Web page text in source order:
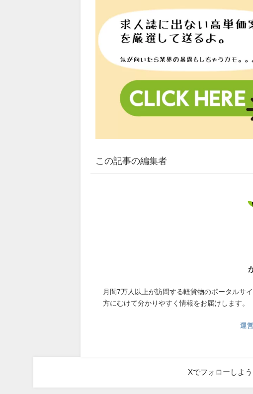
この記事の編集者
月間7万人以上が訪問する軽貨物のポータルサ
方にむけて分かりやすく情報をお届けします。
運
Xでフォローしよう